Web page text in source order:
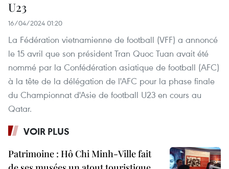
U23
16/04/2024 01:20
La Fédération vietnamienne de football (VFF) a annoncé
le 15 avril que son président Tran Quoc Tuan avait été
nommé par la Confédération asiatique de football (AFC)
à la tête de la délégation de l'AFC pour la phase finale
du Championnat d'Asie de football U23 en cours au
Qatar.
VOIR PLUS
Patrimoine : Hô Chi Minh-Ville fait